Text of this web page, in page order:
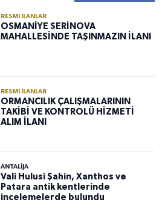
RESMI İLANLAR
OSMANİYE SERİNOVA
MAHALLESİNDE TAŞINMAZIN İLANI
RESMI İLANLAR
ORMANCILIK ÇALIŞMALARININ
TAKİBİ VE KONTROLÜ HİZMETİ
ALIM İLANI
ANTALIJA
Vali Hulusi Şahin, Xanthos ve
Patara antik kentlerinde
incelemelerde bulundu